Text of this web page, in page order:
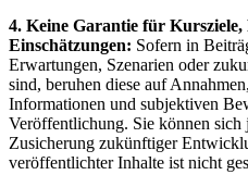
4. Keine Garantie für Kursziele,
Einschätzungen: Sofern in
Erwartungen, Szenarien oder
sind, beruhen diese auf
Informationen und subjektiven
Veröffentlichung. Sie können sich
Zusicherung zukünftiger
veröffentlichter Inhalte ist nicht